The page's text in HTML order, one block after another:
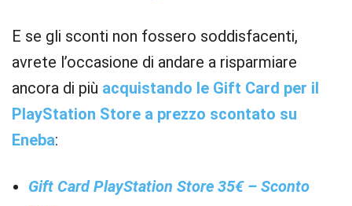
E se gli sconti non fossero soddisfacenti,
avrete l’occasione di andare a risparmiare
ancora di più acquistando le Gift Card per il
PlayStation Store a prezzo scontato su
Eneba:
Gift Card PlayStation Store 35€ – Sconto